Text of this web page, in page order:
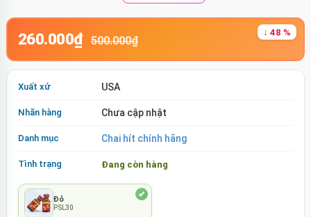
260.000₫ 500.000₫
↓ 48 %
Xuất xứ USA
Nhãn hàng Chưa cập nhật
Danh mục Chai hít chính hãng
Tình trạng Đang còn hàng
Đỏ
PSL30